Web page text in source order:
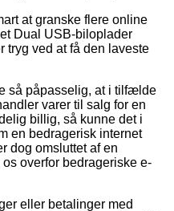
at granske flere online
Dual USB-biloplader
tryg ved at få den laveste
så påpasselig, at i tilfælde
varer til salg for en
billig, så kunne det i
en bedragerisk internet
dog omsluttet af en
overfor bedrageriske e-
eller betalinger med